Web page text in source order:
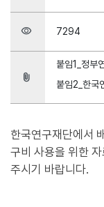
visibility 7294
attach_file
붙임1_정부
붙임2_한국
한국연구재단에서
구비 사용을 위한
주시기 바랍니다.